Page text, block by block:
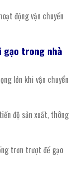
động vận chuyển
gạo trong nhà
lớn khi vận chuyển
độ sản xuất, thông
trơn trượt để gạo